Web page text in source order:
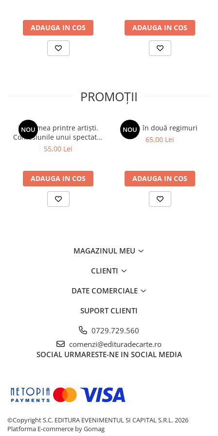
Deși se văd semne ale modernizării, păstrarea obiceiurilor
bătrânești și măreția peisajelor te fac să te simți în alte vremuri. Și
asta în ciuda faptului că te afli, de fapt, pe cel mai tânăr pământ
ADAUGA IN COS ADAUGA IN COS
PROMOȚII
NOU
Viața mea printre artiști.
Confesiunile unui spectator
fidel
55,00 Lei
ADAUGA IN COS
NOU
Spion în două regimuri
65,00 Lei
ADAUGA IN COS
MAGAZINUL MEU
CLIENTI
DATE COMERCIALE
SUPORT CLIENTI
0729.729.560
comenzi@edituradecarte.ro
SOCIAL URMARESTE-NE IN SOCIAL MEDIA
©Copyright S.C. EDITURA EVENIMENTUL SI CAPITAL S.R.L. 2026
Platforma E-commerce by Gomag